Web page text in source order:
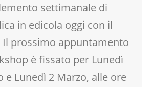
settimanale di
in edicola oggi con il
prossimo appuntamento
è fissato per Lunedì
e Lunedì 2 Marzo, alle ore